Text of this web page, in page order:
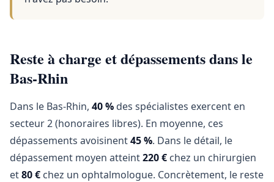
Reste à charge et dépassements dans le
Bas-Rhin
Dans le Bas-Rhin, 40 % des spécialistes exercent en
secteur 2 (honoraires libres). En moyenne, ces
dépassements avoisinent45 %. Dans le détail, le
dépassement moyen atteint220 € chez un chirurgien
et80 € chez un ophtalmologue. Concrètement, le reste